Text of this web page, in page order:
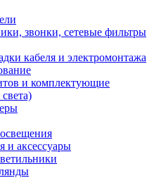
звонки, сетевые фильтры
кабеля и электромонтажа
и комплектующие
и аксессуары